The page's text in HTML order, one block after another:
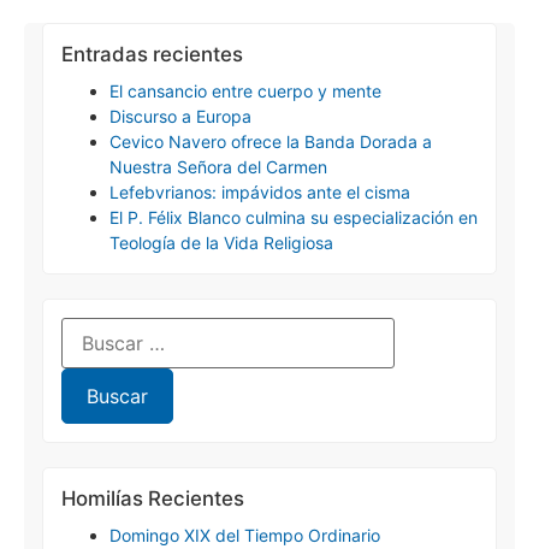
Entradas recientes
El cansancio entre cuerpo y mente
Discurso a Europa
Cevico Navero ofrece la Banda Dorada a
Nuestra Señora del Carmen
Lefebvrianos: impávidos ante el cisma
El P. Félix Blanco culmina su especialización en
Teología de la Vida Religiosa
Homilías Recientes
Domingo XIX del Tiempo Ordinario